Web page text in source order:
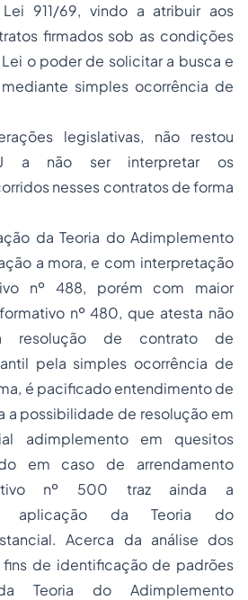
911/69, vindo a atribuir aos
firmados sob as condições
o poder de solicitar a busca e
simples ocorrência de
legislativas, não restou
a não ser interpretar os
nesses contratos de forma
da Teoria do Adimplemento
a mora, e com interpretação
nº 488, porém com maior
nº 480, que atesta não
resolução de contrato de
pela simples ocorrência de
é pacificado entendimento de
a possibilidade de resolução em
adimplemento em quesitos
em caso de arrendamento
nº 500 traz ainda a
aplicação da Teoria do
Acerca da análise dos
de identificação de padrões
Teoria do Adimplemento